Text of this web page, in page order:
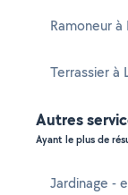
Ramoneur à
Terrassier à
Autres
Ayant le plus de
Jardinage -